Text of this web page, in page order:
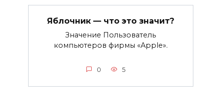
Яблочник — что это значит?
Значение Пользователь
компьютеров фирмы «Apple».
0 5